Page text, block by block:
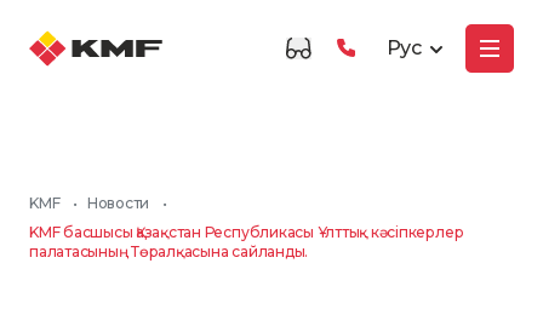
Рус
KMF • Новости
•
KMF басшысы Қазақстан Республикасы Ұлттық кәсіпкерлер
палатасының Төралқасына сайланды.